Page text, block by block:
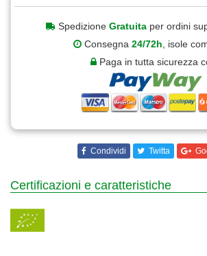
Spedizione Gratuita per ordini
Consegna 24/72h , isole
Paga in tutta sicurezza
Condividi Twitta
Certificazioni e caratteristiche